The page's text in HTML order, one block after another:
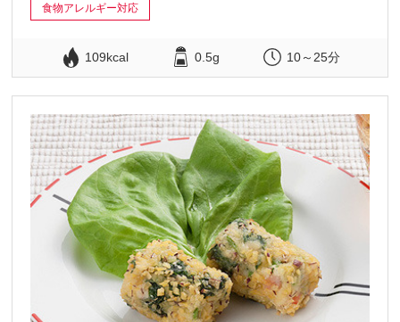
食物アレルギー対応
109kcal 0.5g 10～25分